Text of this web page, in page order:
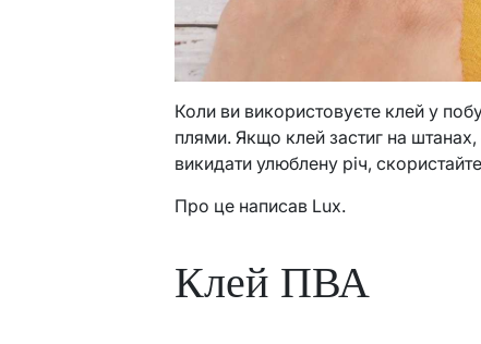
Коли ви використовуєте клей у
плями. Якщо клей застиг на
викидати улюблену річ,
Про це написав Lux.
Клей ПВА